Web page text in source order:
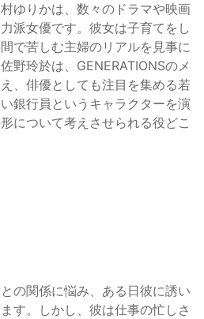
ゆりかは、数々のドラマや映画
派女優です。彼女は子育てをし
で苦しむ主婦のリアルを見事に
野玲於は、GENERATIONSのメ
、俳優としても注目を集める若
銀行員というキャラクターを演
について考えさせられる役どこ
の関係に悩み、ある日彼に誘い
す。しかし、彼は仕事の忙しさ